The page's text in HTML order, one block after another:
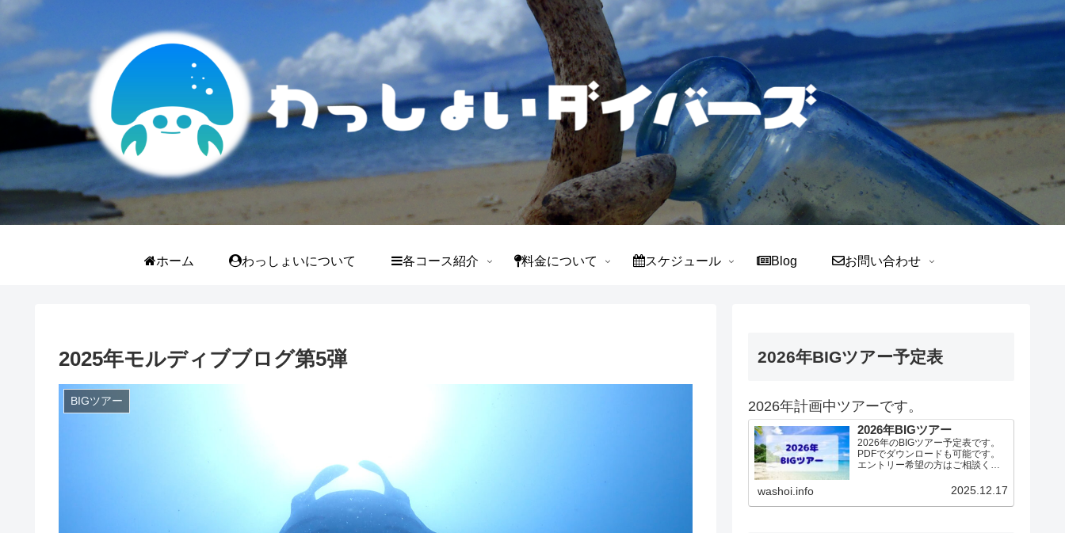
ホーム わっしょいについて 各コース紹介 料金について スケジュール Blog お問い合わせ
2025年モルディブブログ第5弾
BIGツアー
2026年BIGツアー予定表
2026年計画中ツアーです。
2026年BIGツアー
2026年のBIGツアー予定表です。
PDFでダウンロードも可能です。
エントリー希望の方はご相談くだ
より変動ありますので、ご確認く
新）ダウンロードPDFでアップロ
washoi.info 2025.12.17